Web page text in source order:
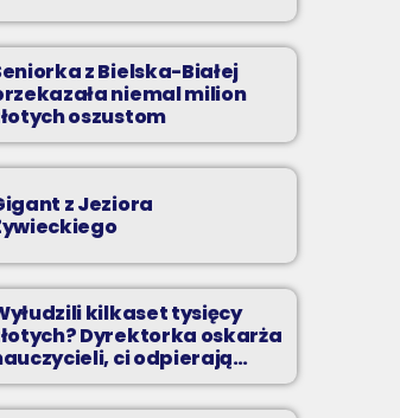
z Bielska-Białej
niemal milion
oszustom
z Jeziora
kilkaset tysięcy
Dyrektorka oskarża
ci odpierają